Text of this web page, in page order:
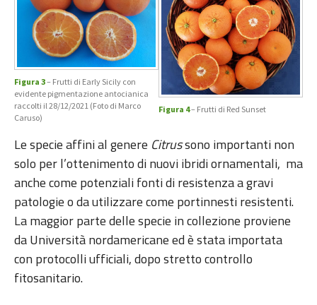
Figura 3– Frutti di Early Sicily con
evidente pigmentazione antocianica
raccolti il 28/12/2021 (Foto di Marco
Caruso)
Figura 4– Frutti di Red Sunset
Le specie affini al genere Citrussono importanti non
solo per l’ottenimento di nuovi ibridi ornamentali, ma
anche come potenziali fonti di resistenza a gravi
patologie o da utilizzare come portinnesti resistenti.
La maggior parte delle specie in collezione proviene
da Università nordamericane ed è stata importata
con protocolli ufficiali, dopo stretto controllo
fitosanitario.